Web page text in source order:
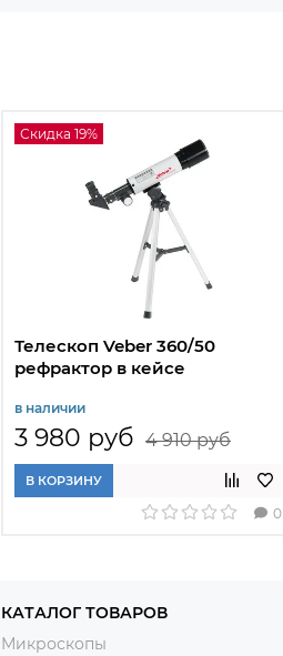
Скидка 19%
Телескоп Veber 360/50
рефрактор в кейсе
в наличии
3 980 руб 4 910 руб
В КОРЗИНУ
0
КАТАЛОГ ТОВАРОВ
Микроскопы